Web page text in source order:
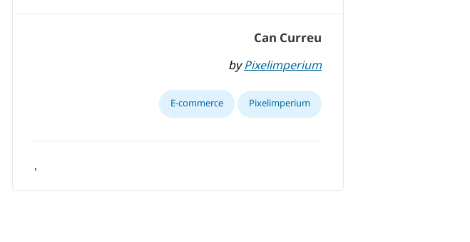
Can Curreu
byPixelimperium
Pixelimperium
E-commerce
,